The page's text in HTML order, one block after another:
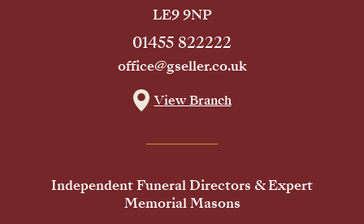
LE9 9NP
01455 822222
office@gseller.co.uk
View Branch
Independent Funeral Directors & Expert
Memorial Masons